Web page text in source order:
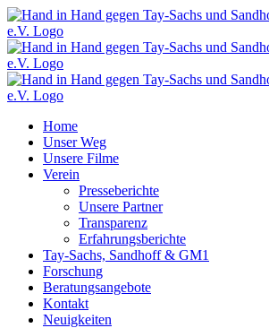
Zum
Inhalt
springen
Home
Unser Weg
Unsere Filme
Verein
Presseberichte
Unsere Partner
Transparenz
Erfahrungsberichte
Tay-Sachs, Sandhoff & GM1
Forschung
Beratungsangebote
Kontakt
Neuigkeiten